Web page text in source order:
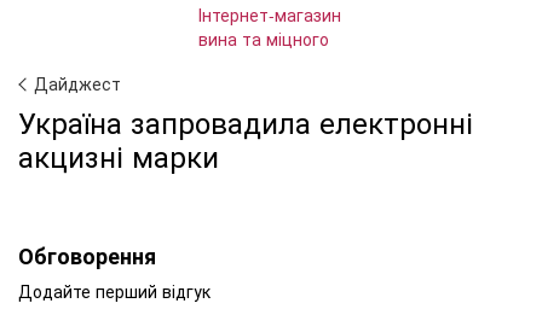
Дайджест
Україна запровадила електронні
акцизні марки
Обговорення
Додайте перший відгук